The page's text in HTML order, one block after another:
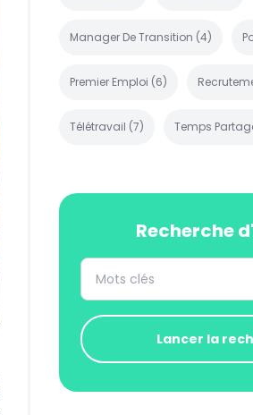
Manager De Transition (4)
Premier Emploi (6)
Télétravail (7) Temps
Recherche
Lancer la